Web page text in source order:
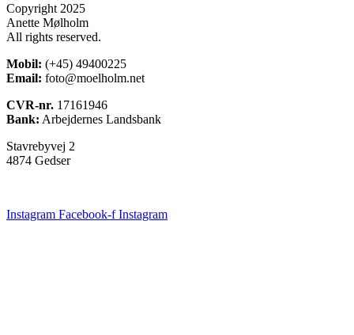
Copyright 2025
Anette Mølholm
All rights reserved.
Mobil: (+45) 49400225
Email: foto@moelholm.net
CVR-nr. 17161946
Bank: Arbejdernes Landsbank
Stavrebyvej 2
4874 Gedser
Instagram Facebook-f Instagram